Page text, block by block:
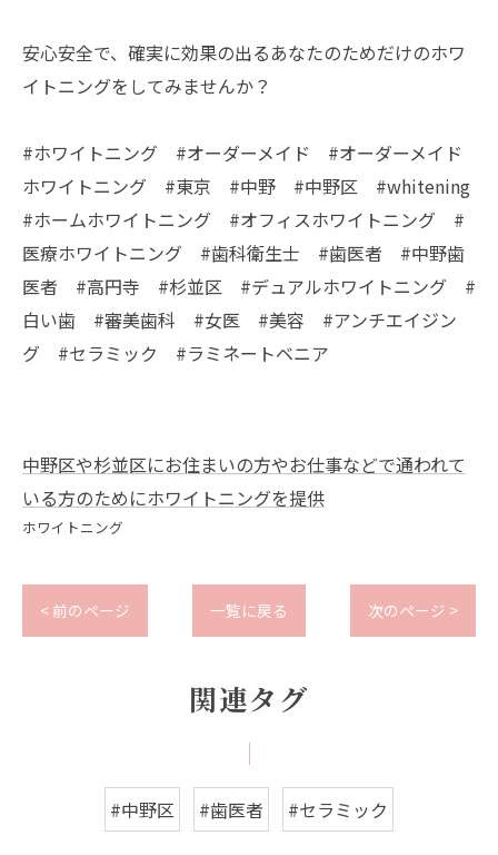
安心安全で、確実に効果の出るあなたのためだけのホワ
イトニングをしてみませんか？
#ホワイトニング #オーダーメイド #オーダーメイド
ホワイトニング #東京 #中野 #中野区 #whitening
#ホームホワイトニング #オフィスホワイトニング #
医療ホワイトニング #歯科衛生士 #歯医者 #中野歯
医者 #高円寺 #杉並区 #デュアルホワイトニング #
白い歯 #審美歯科 #女医 #美容 #アンチエイジン
グ #セラミック #ラミネートベニア
中野区や杉並区にお住まいの方やお仕事などで通われて
いる方のためにホワイトニングを提供
ホワイトニング
< 前のページ 一覧に戻る 次のページ >
関連タグ
#中野区 #歯医者 #セラミック